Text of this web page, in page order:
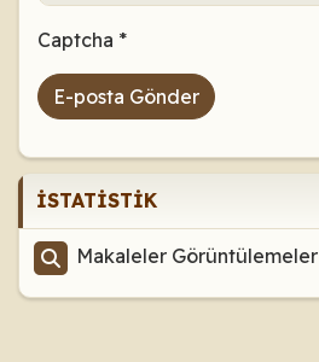
İSTATISTIK
Makaleler Görüntülemeler
Captcha *
E-posta Gönder